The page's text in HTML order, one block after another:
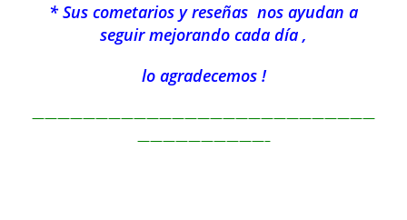
* Sus cometarios y reseñas nos ayudan a
seguir mejorando cada día ,
lo agradecemos !
———————————————————————————
——————————–